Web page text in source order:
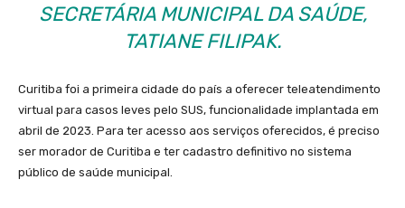
SECRETÁRIA MUNICIPAL DA SAÚDE,
TATIANE FILIPAK.
Curitiba foi a primeira cidade do país a oferecer teleatendimento
virtual para casos leves pelo SUS, funcionalidade implantada em
abril de 2023. Para ter acesso aos serviços oferecidos, é preciso
ser morador de Curitiba e ter cadastro definitivo no sistema
público de saúde municipal.